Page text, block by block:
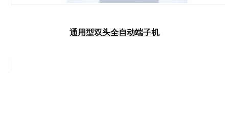
通用型双头全自动端子机